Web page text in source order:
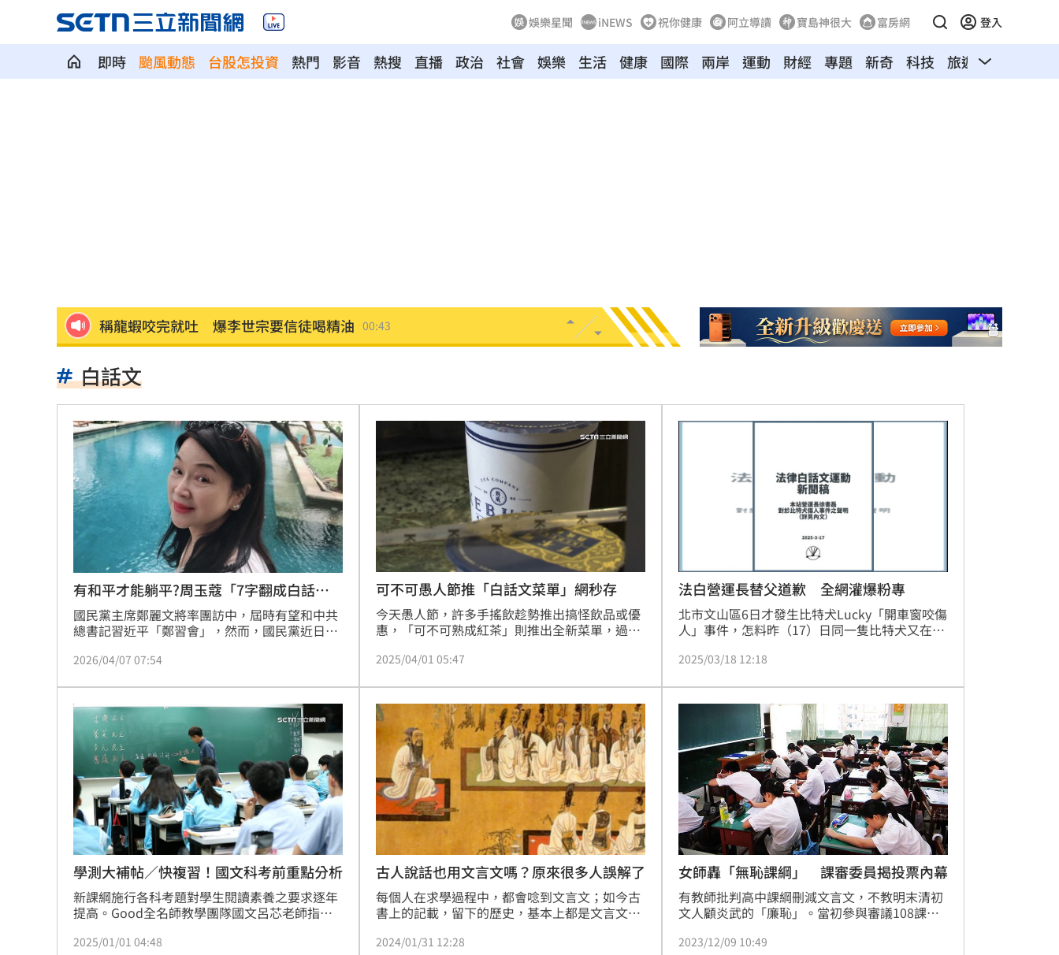
娛樂星聞 iNEWS 祝你健康 阿立導讀 寶島神很大 富房網 登入
即時 颱風動態 台股怎投資 熱門 影音 熱搜 直播 政治 社會 娛樂 生活 健康 國際 兩岸 運動 財經 專題 新奇 科技 旅遊 汽車
稱龍蝦咬完就吐 爆李世宗要信徒喝精油 00:43
獨／海外遊學增強外語 台人夯英、美、加
長尾獼猴失控狂襲居民！官方追查異常原因 00:26
伊波拉失控！專家憂病毒恐已突變 00:23
飲料空盒找嘸地方丟 騎車咬著遭攔查槓警 00:23
63歲章小蕙吐露心聲：後悔當年嫁給鍾鎮濤
白海豚颱風擺盪逼近！雨到「這時」才趨緩 00:19
最遺憾童年記憶空白 禹菡：當年真不懂事 00:12
每股配12.8元的它 Ｑ2營收曝光 00:00
連續2場安打！ 林安可掃二壘打貢獻1打點 23:59
歐洲避暑天堂失守！地中海熱到像溫泉
3歲米格魯偷吃軟糖 被催吐後好有戲 23:48
獨／北勢棒球隊穿破鞋拚冠軍 台僑看哭了 23:36
台灣彩券開獎直播中 20:31
LIVE三立+24小時直播 15:27
三立iNEWS新聞台線上直播
白話文
有和平才能躺平?周玉蔻「7字翻成白話
文」
國民黨主席鄭麗文將率團訪中，屆時有望和中共
總書記習近平「鄭習會」，然而，國民黨近日推
唯一根基，影片曝光後引起各界討論。對此，資
嘆「傻大姐」。
2026/04/07 07:54
可不可愚人節推「白話文菜單」網秒存
今天愚人節，許多手搖飲趁勢推出搞怪飲品或優
惠，「可不可熟成紅茶」則推出全新菜單，過去
話文正名，且參加社群活動還有機會抽中電子禮
2025/04/01 05:47
法白營運長替父道歉 全網灌爆粉專
北市文山區6日才發生比特犬Lucky「開車窗咬傷
人」事件，怎料昨（17）日同一隻比特犬又在大
姓飼主兒子得知消息後，法律白話文運動營運長
《法律白話文運動》臉書粉專留言遭網友灌爆。
2025/03/18 12:18
學測大補帖／快複習！國文科考前重點分析
新課綱施行各科考題對學生閱讀素養之要求逐年
提高。Good全名師教學團隊國文呂芯老師指
至超越國文科（共11,937字），且考題內容橫跨
2025/01/01 04:48
古人說話也用文言文嗎？原來很多人誤解了
每個人在求學過程中，都會唸到文言文；如今古
書上的記載，留下的歷史，基本上都是文言文，
言文；那麼問題來了！古代人平時說話也是用文
2024/01/31 12:28
女師轟「無恥課綱」 課審委員揭投票內幕
有教師批判高中課綱刪減文言文，不教明末清初
文人顧炎武的「廉恥」。當初參與審議108課綱
15篇推薦選文是為讓出版社編書有依據。
2023/12/09 10:49